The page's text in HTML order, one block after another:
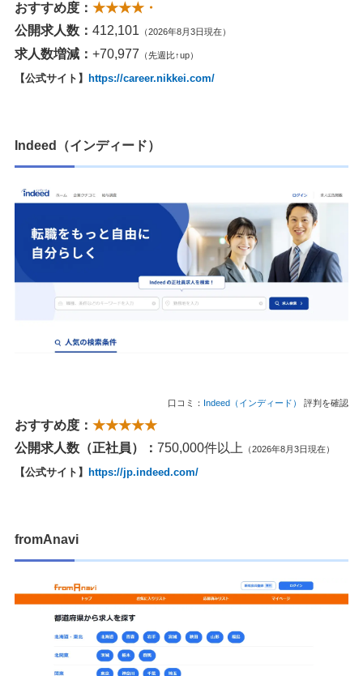
おすすめ度： ★★★★・
公開求人数： 412,101 （2026年8月3日現在）
求人数増減： +70,977 （先週比↑up）
【公式サイト】 https://career.nikkei.com/
Indeed（インディード）
口コミ： Indeed（インディード） 評判を確認
おすすめ度： ★★★★★
公開求人数（正社員）： 750,000件以上 （2026年8月3日現在）
【公式サイト】 https://jp.indeed.com/
fromAnavi